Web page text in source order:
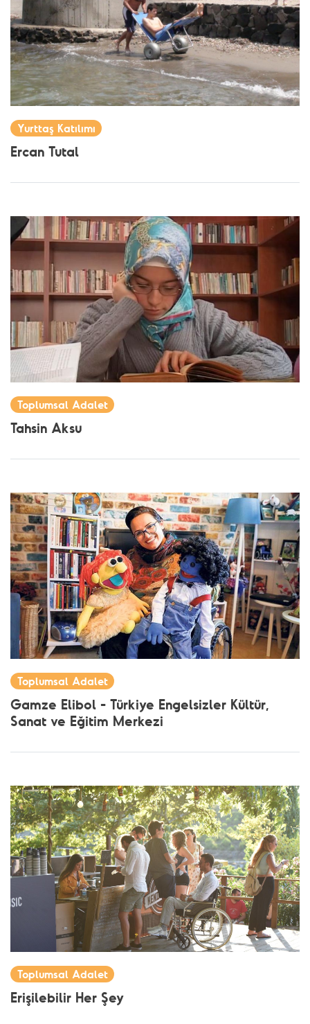
Yurttaş Katılımı
Ercan Tutal
Toplumsal Adalet
Tahsin Aksu
Toplumsal Adalet
Gamze Elibol - Türkiye Engelsizler Kültür,
Sanat ve Eğitim Merkezi
Toplumsal Adalet
Erişilebilir Her Şey